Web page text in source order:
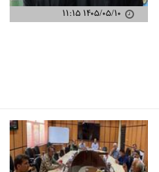
۱۴۰۵/۰۵/۱۰ ۱۱:۱۵